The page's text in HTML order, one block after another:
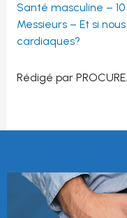
Santé masculine –
Messieurs – Et si
cardiaques?
Rédigé par